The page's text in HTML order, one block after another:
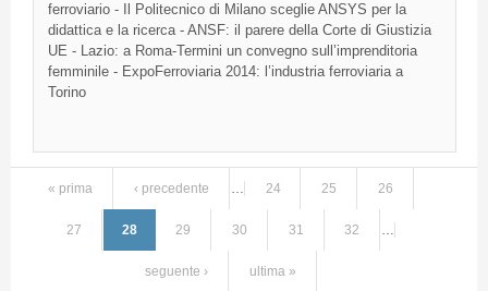
ferroviario - Il Politecnico di Milano sceglie ANSYS per la
didattica e la ricerca - ANSF: il parere della Corte di Giustizia
UE - Lazio: a Roma-Termini un convegno sull’imprenditoria
femminile - ExpoFerroviaria 2014: l’industria ferroviaria a
Torino
Pagine
« prima ‹ precedente … 24 25 26
27 28 29 30 31 32 …
seguente › ultima »